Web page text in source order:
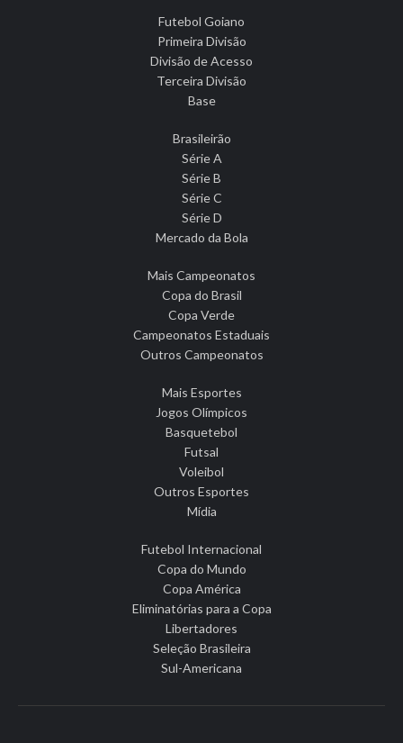
Futebol Goiano
Primeira Divisão
Divisão de Acesso
Terceira Divisão
Base
Brasileirão
Série A
Série B
Série C
Série D
Mercado da Bola
Mais Campeonatos
Copa do Brasil
Copa Verde
Campeonatos Estaduais
Outros Campeonatos
Mais Esportes
Jogos Olímpicos
Basquetebol
Futsal
Voleibol
Outros Esportes
Mídia
Futebol Internacional
Copa do Mundo
Copa América
Eliminatórias para a Copa
Libertadores
Seleção Brasileira
Sul-Americana